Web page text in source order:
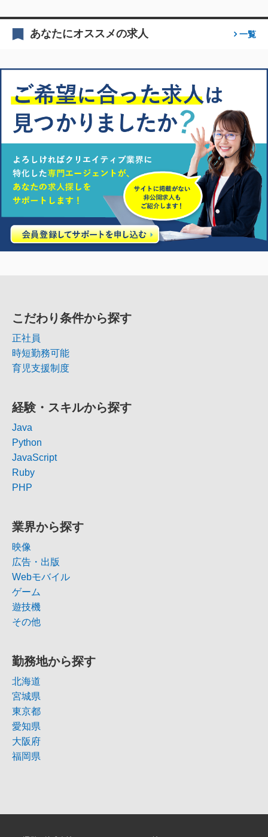
あなたにオススメの求人 一覧
こだわり条件から探す
正社員
時短勤務可能
育児支援制度
経験・スキルから探す
Java
Python
JavaScript
Ruby
PHP
業界から探す
映像
広告・出版
Webモバイル
ゲーム
遊技機
その他
勤務地から探す
北海道
宮城県
東京都
愛知県
大阪府
福岡県